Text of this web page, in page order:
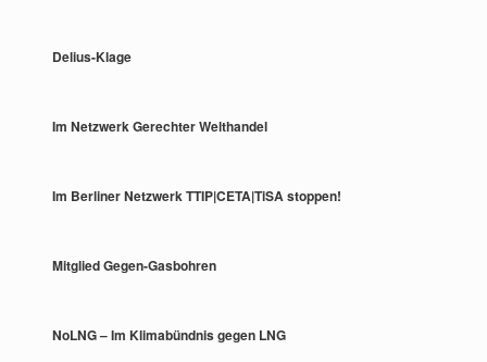
Delius-Klage
Im Netzwerk Gerechter Welthandel
Im Berliner Netzwerk TTIP|CETA|TiSA stoppen!
Mitglied Gegen-Gasbohren
NoLNG – Im Klimabündnis gegen LNG